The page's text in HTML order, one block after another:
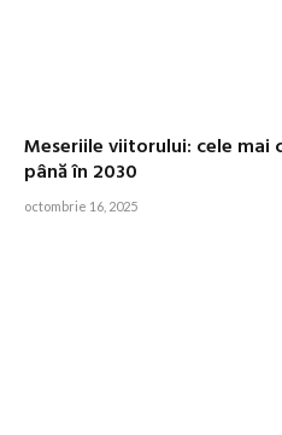
Meseriile viitorului: cele mai
până în 2030
octombrie 16, 2025